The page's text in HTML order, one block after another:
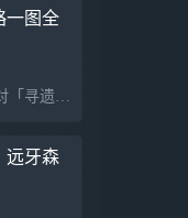
一图全
《明日方舟：终末地》提供了针对「寻遗散记」版本护手类装备的精锻攻略，概述了精锻词条的更新及优化方向。新增的「源石技艺强度」词条适用于物理体系养成。同时，对装备标签进行了调整，引入了「概率」标签以标示当前版本中数值或成功率较高的装备。精锻装备需同部位且属性达标，并解释了相同部位装备的基础词条特点及精锻优先逻辑。
远牙森